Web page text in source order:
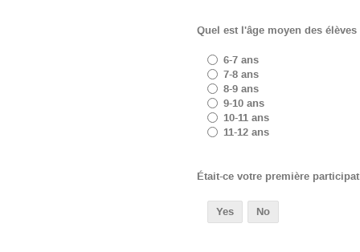
Quel est l'âge moyen des
6-7 ans
7-8 ans
8-9 ans
9-10 ans
10-11 ans
11-12 ans
Était-ce votre première
Yes No